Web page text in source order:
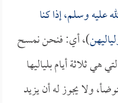
وسلم، إذا كنا
)، أي: فنحن نمسح
هي ثلاثة أيام بلياليها
ولا يجوز له أن يزيد